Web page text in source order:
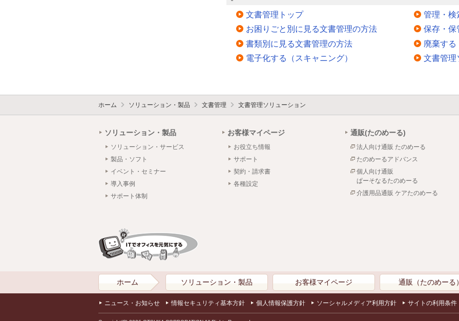
文書管理トップ
お困りごと別に見る文書管理の方法
書類別に見る文書管理の方法
電子化する（スキャニング）
管理・検
保存・保
廃棄する
文書管理
ホーム ソリューション・製品 文書管理 文書管理ソリューション
ソリューション・製品
ソリューション・サービス
製品・ソフト
イベント・セミナー
導入事例
サポート体制
お客様マイページ
お役立ち情報
サポート
契約・請求書
各種設定
通販(たのめーる)
法人向け通販 たのめーる
たのめーるアドバンス
個人向け通販
ぱーそなるたのめーる
介護用品通販 ケアたのめーる
ホーム ソリューション・製品 お客様マイページ 通販（たのめーる）
ニュース・お知らせ 情報セキュリティ基本方針 個人情報保護方針 ソーシャルメディア利用方針 サイトの利用条件